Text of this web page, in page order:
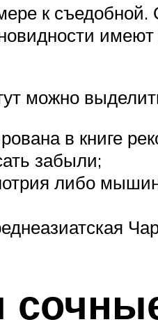
к
можно
в книге
забыли;
либо